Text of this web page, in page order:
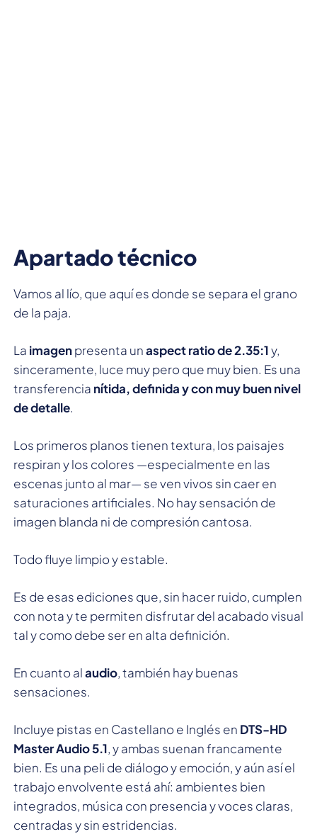
Apartado técnico
Vamos al lío, que aquí es donde se separa el grano
de la paja.
La imagenpresenta unaspect ratio de 2.35:1y,
sinceramente, luce muy pero que muy bien. Es una
transferencia nítida, definida y con muy buen nivel
de detalle.
Los primeros planos tienen textura, los paisajes
respiran y los colores —especialmente en las
escenas junto al mar— se ven vivos sin caer en
saturaciones artificiales. No hay sensación de
imagen blanda ni de compresión cantosa.
Todo fluye limpio y estable.
Es de esas ediciones que, sin hacer ruido, cumplen
con nota y te permiten disfrutar del acabado visual
tal y como debe ser en alta definición.
En cuanto alaudio, también hay buenas
sensaciones.
Incluye pistas en Castellano e Inglés en DTS-HD
Master Audio 5.1, y ambas suenan francamente
bien. Es una peli de diálogo y emoción, y aún así el
trabajo envolvente está ahí: ambientes bien
integrados, música con presencia y voces claras,
centradas y sin estridencias.